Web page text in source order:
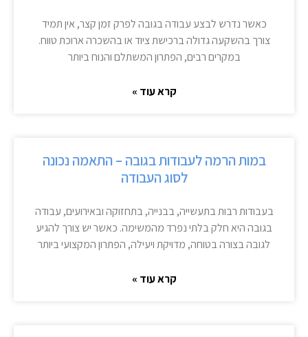
כאשר נדרש לבצע עבודה בגובה לפרק זמן קצר, אין תמיד
צורך בהשקעה גדולה ברכישת ציוד או בהשכרה ארוכת טווח.
במקרים רבים, הפתרון המשתלם והנוח ביותר
קרא עוד »
במות הרמה לעבודות בגובה – התאמה נכונה
לסוג העבודה
בעבודות רבות בתעשייה, בבנייה, בתחזוקה ובאירועים, עבודה
בגובה היא חלק בלתי נפרד מהמשימה. כאשר יש צורך להגיע
לגובה בצורה בטוחה, מדויקת ויעילה, הפתרון המקצועי ביותר
קרא עוד »